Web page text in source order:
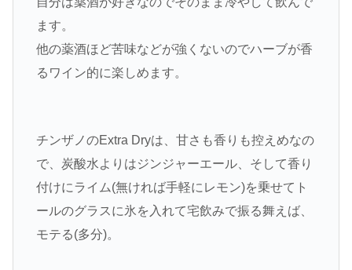
ます。
他の薬酒ほど苦味などが強くないのでハーブが香
るワイン的に楽しめます。
チンザノのExtra Dryは、甘さも香りも控えめなの
で、炭酸水よりはジンジャーエール、そして香り
付けにライム(無ければ手軽にレモン)を乗せてト
ールのグラスに氷を入れて宅飲みで振る舞えば、
モテる(多分)。